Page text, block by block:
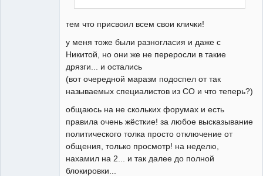
тем что присвоил всем свои клички!
у меня тоже были разногласия и даже с
Никитой, но они же не переросли в такие
дрязги... и остались
(вот очередной маразм подоспел от так
называемых специалистов из СО и что теперь?)
общаюсь на не скольких форумах и есть
правила очень жёсткие! за любое высказывание
политического толка просто отключение от
общения, только просмотр! на неделю,
нахамил на 2... и так далее до полной
блокировки...